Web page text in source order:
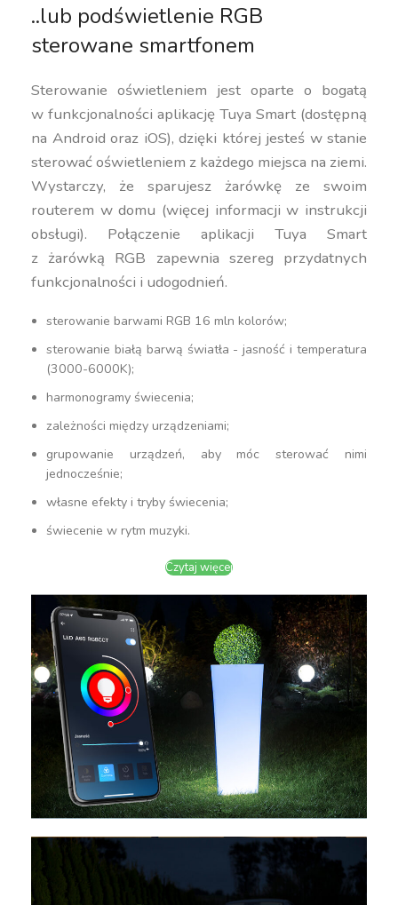
..lub podświetlenie RGB
sterowane smartfonem
Sterowanie oświetleniem jest oparte o bogatą
w funkcjonalności aplikację Tuya Smart (dostępną
na Android oraz iOS), dzięki której jesteś w stanie
sterować oświetleniem z każdego miejsca na ziemi.
Wystarczy, że sparujesz żarówkę ze swoim
routerem w domu (więcej informacji w instrukcji
obsługi). Połączenie aplikacji Tuya Smart
z żarówką RGB zapewnia szereg przydatnych
funkcjonalności i udogodnień.
sterowanie barwami RGB 16 mln kolorów;
sterowanie białą barwą światła - jasność i temperatura
(3000-6000K);
harmonogramy świecenia;
zależności między urządzeniami;
grupowanie urządzeń, aby móc sterować nimi
jednocześnie;
własne efekty i tryby świecenia;
świecenie w rytm muzyki.
Czytaj więcej